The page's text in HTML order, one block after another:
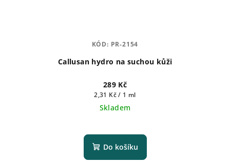
Callusan hydro na suchou kůži
289 Kč
Měrná
cena:
2,31 Kč / 1 ml
Skladem
hodnocení
produktu
Do košíku
KÓD: PR-2154